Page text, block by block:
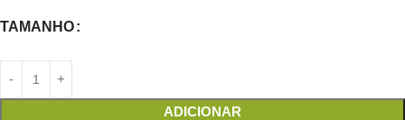
TAMANHO
ADICIONAR